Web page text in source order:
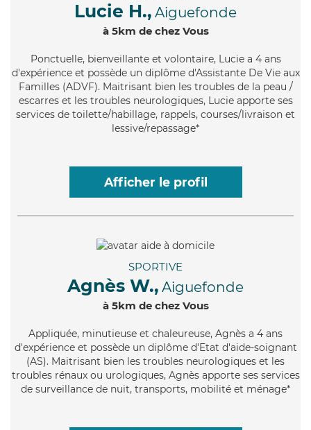
Lucie H., Aiguefonde
à 5km de chez Vous
Ponctuelle, bienveillante et volontaire, Lucie a 4 ans
d'expérience et possède un diplôme d'Assistante De Vie aux
Familles (ADVF). Maitrisant bien les troubles de la peau /
escarres et les troubles neurologiques, Lucie apporte ses
services de toilette/habillage, rappels, courses/livraison et
lessive/repassage*
Afficher le profil
SPORTIVE
Agnès W., Aiguefonde
à 5km de chez Vous
Appliquée, minutieuse et chaleureuse, Agnès a 4 ans
d'expérience et possède un diplôme d'Etat d'aide-soignant
(AS). Maitrisant bien les troubles neurologiques et les
troubles rénaux ou urologiques, Agnès apporte ses services
de surveillance de nuit, transports, mobilité et ménage*